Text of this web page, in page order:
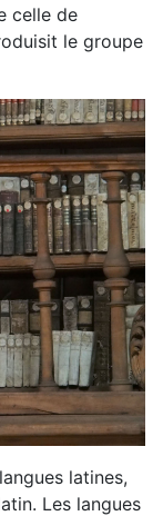
celle de
le groupe
latines,
Les langues